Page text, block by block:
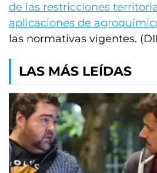
de las restricciones
aplicaciones de
las normativas vigentes.
LAS MÁS LEÍDAS